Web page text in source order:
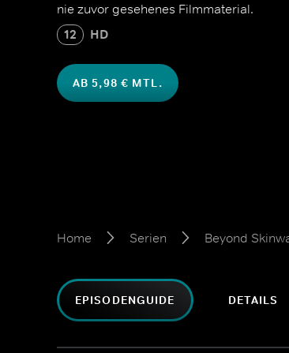
nie zuvor gesehenes Filmmaterial.
12 HD
AB 5,98 € MTL.
Home Serien Beyond
EPISODENGUIDE DETAILS